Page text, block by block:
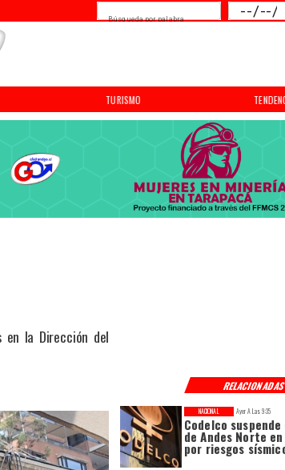
TURISMO
Búsqueda por palabra
la Dirección del
RELACIONADAS
Ayer A Las 9:35
Codelco
de Andes Norte
por riesgos
NACIONAL